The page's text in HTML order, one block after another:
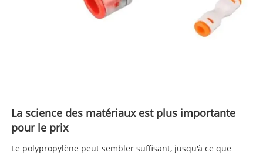
La science des matériaux est plus importante
pour le prix
Le polypropylène peut sembler suffisant, jusqu'à ce que